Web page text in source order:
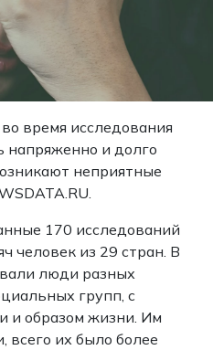
время исследования
напряженно и долго
неприятные
170 исследований
человек из 29 стран. В
люди разных
групп, с
и образом жизни. Им
всего их было более